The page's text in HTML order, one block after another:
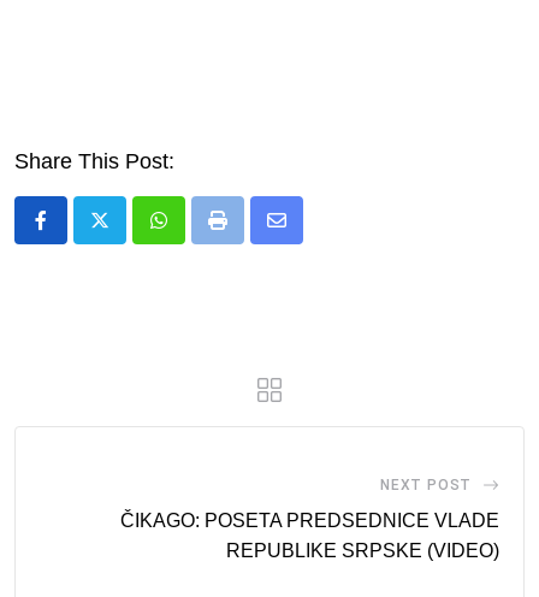
Share This Post:
Whatsapp
Print
Share
NEXT POST
ČIKAGO: POSETA PREDSEDNICE VLADE
REPUBLIKE SRPSKE (VIDEO)